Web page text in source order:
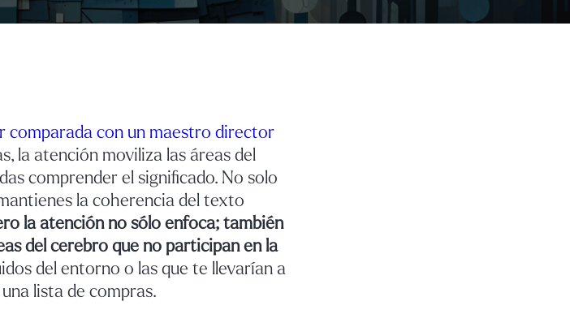
comparada con un maestro director
la atención moviliza las áreas del
comprender el significado. No solo
la coherencia del texto
la atención no sólo enfoca; también
del cerebro que no participan en la
del entorno o las que te llevarían a
lista de compras.